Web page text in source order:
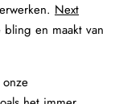
Next
en maakt van